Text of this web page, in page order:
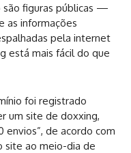
são figuras públicas —
as informações
pela internet
está mais fácil do que
foi registrado
um site de doxxing,
envios”, de acordo com
site ao meio-dia de